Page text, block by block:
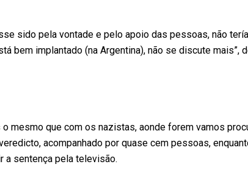
sido pela vontade e pelo apoio das pessoas, não
bem implantado (na Argentina), não se discute mais”,
o mesmo que com os nazistas, aonde forem vamos
acompanhado por quase cem pessoas,
a sentença pela televisão.